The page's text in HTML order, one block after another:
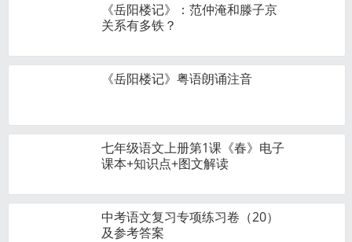
《岳阳楼记》：范仲淹和滕子京
关系有多铁？
《岳阳楼记》粤语朗诵注音
七年级语文上册第1课《春》电子
课本+知识点+图文解读
中考语文复习专项练习卷（20）
及参考答案